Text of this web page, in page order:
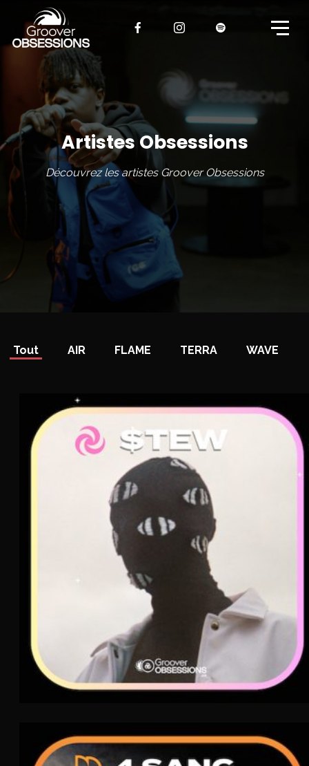
Artistes Obsessions
Découvrez les artistes Groover Obsessions
Tout AIR FLAME TERRA WAVE
$tew